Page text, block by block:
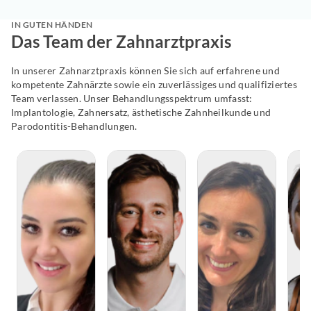
IN GUTEN HÄNDEN
Das Team der Zahnarztpraxis
In unserer Zahnarztpraxis können Sie sich auf erfahrene und
kompetente Zahnärzte sowie ein zuverlässiges und qualifiziertes
Team verlassen. Unser Behandlungsspektrum umfasst:
Implantologie, Zahnersatz, ästhetische Zahnheilkunde und
Parodontitis-Behandlungen.